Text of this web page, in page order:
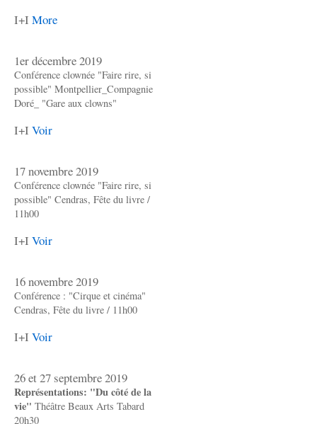
I+I More
1er décembre 2019
Conférence clownée "Faire rire, si
possible" Montpellier_Compagnie
Doré_ "Gare aux clowns"
I+I Voir
17 novembre 2019
Conférence clownée "Faire rire, si
possible" Cendras, Fête du livre /
11h00
I+I Voir
16 novembre 2019
Conférence : "Cirque et cinéma"
Cendras, Fête du livre / 11h00
I+I Voir
26 et 27 septembre 2019
Représentations: "Du côté de la
vie" Théâtre Beaux Arts Tabard
20h30